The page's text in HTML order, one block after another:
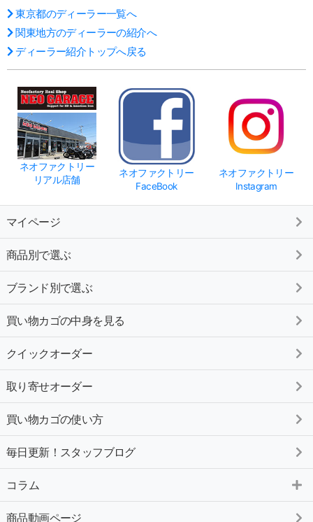
東京都のディーラー一覧へ
関東地方のディーラーの紹介へ
ディーラー紹介トップへ戻る
ネオファクトリー
リアル店舗
ネオファクトリー
FaceBook
ネオファクトリー
Instagram
マイページ
商品別で選ぶ
ブランド別で選ぶ
買い物カゴの中身を見る
クイックオーダー
取り寄せオーダー
買い物カゴの使い方
毎日更新！スタッフブログ
コラム
商品動画ページ